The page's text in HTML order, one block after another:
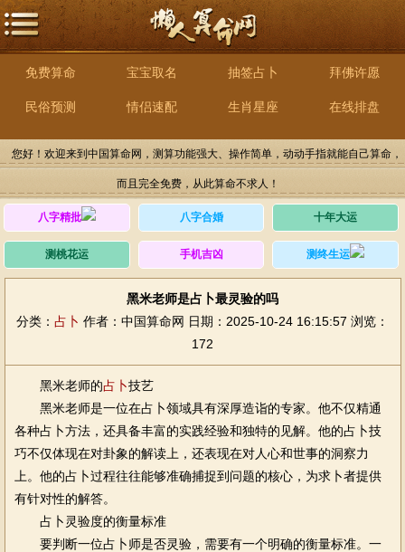
免费算命 宝宝取名 抽签占卜 拜佛许愿
民俗预测 情侣速配 生肖星座 在线排盘
您好！欢迎来到中国算命网，测算功能强大、操作简单，动动手指就能自己算命，
而且完全免费，从此算命不求人！
八字精批 八字合婚 十年大运
测桃花运 手机吉凶 测终生运
黑米老师是占卜最灵验的吗
分类： 占卜 作者：中国算命网 日期：2025-10-24 16:15:57 浏览：
172
黑米老师的占卜技艺
黑米老师是一位在占卜领域具有深厚造诣的专家。他不仅精通
各种占卜方法，还具备丰富的实践经验和独特的见解。他的占卜技
巧不仅体现在对卦象的解读上，还表现在对人心和世事的洞察力
上。他的占卜过程往往能够准确捕捉到问题的核心，为求卜者提供
有针对性的解答。
占卜灵验度的衡量标准
要判断一位占卜师是否灵验，需要有一个明确的衡量标准。一